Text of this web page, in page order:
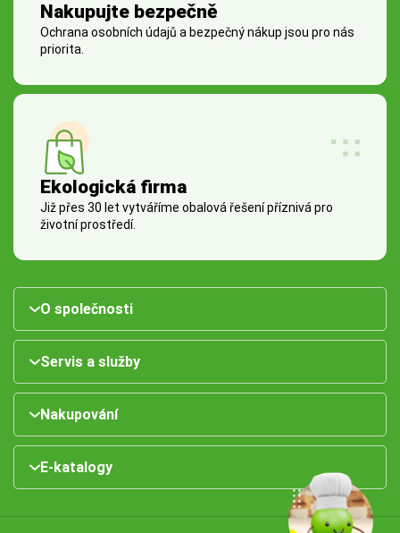
Nakupujte bezpečně
Ochrana osobních údajů a bezpečný nákup jsou pro nás
priorita.
Ekologická firma
Již přes 30 let vytváříme obalová řešení příznivá pro
životní prostředí.
O společnosti
Servis a služby
Nakupování
E-katalogy